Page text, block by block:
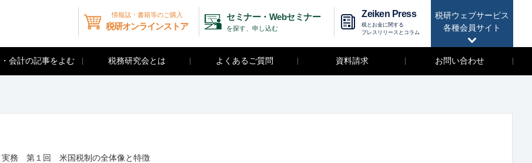
税研ウェブサービス
各種会員サイト
情報誌・書籍等のご購入
税研オンラインストア
セミナー・Webセミナー
を探す、申し込む
Zeiken Press
税とお金に関する
プレスリリースとコラム
会計の記事をよむ 税務研究会とは よくあるご質問 資料請求 お問い合わせ
実務 第１回 米国税制の全体像と特徴